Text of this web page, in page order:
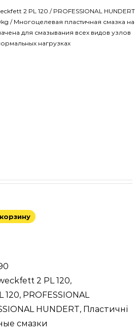
2 PL 120 / PROFESSIONAL HUNDERT
/ Многоцелевая пластичная смазка на
для смазывания всех видов узлов
нагрузках
2 PL 120,
120, PROFESSIONAL
HUNDERT, Пластичні
смазки